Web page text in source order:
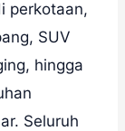
perkotaan,
SUV
hingga
Seluruh